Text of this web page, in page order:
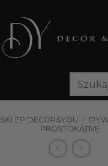
Szukaj:
SKLEP DECOR&YOU /
PROSTOKĄTNE